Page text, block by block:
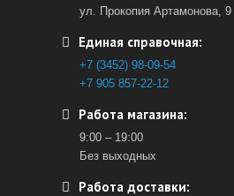
ул. Прокопия Артамонова, 9
Единая справочная:
+7 (3452) 98-09-54
+7 905 857-22-12
Работа магазина:
9:00 – 19:00
Без выходных
Работа доставки: